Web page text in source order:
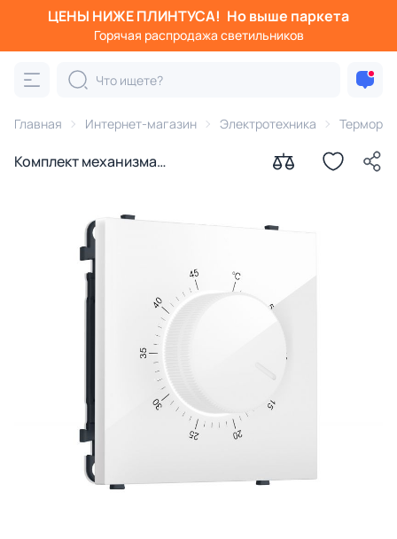
ЦЕНЫ НИЖЕ ПЛИНТУСА! Но выше паркета
Горячая распродажа светильников
Главная Интернет-магазин Электротехника
Комплект механизма
Ambrella Volt SIGMA MS105710
белый глянец QUANT PRO